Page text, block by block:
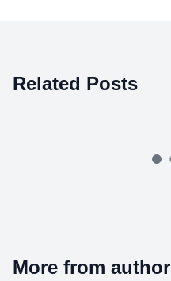
Related Posts
More from author